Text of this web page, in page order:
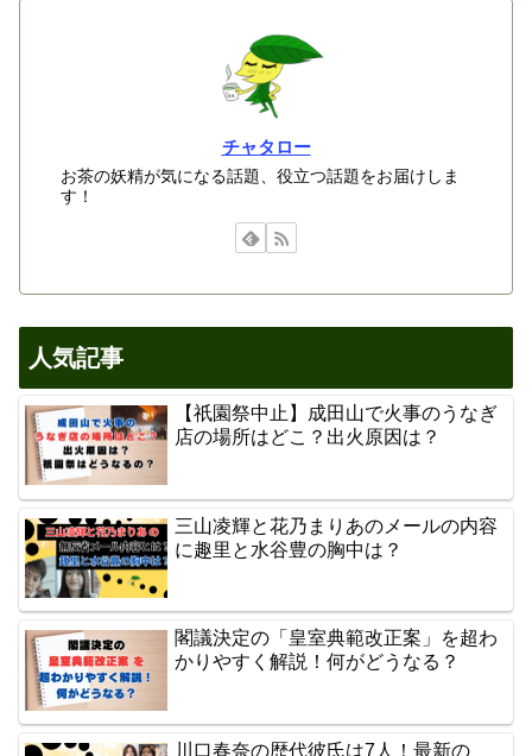
チャタロー
お茶の妖精が気になる話題、役立つ話題をお届けしま
す！
人気記事
【祇園祭中止】成田山で火事のうなぎ
店の場所はどこ？出火原因は？
三山凌輝と花乃まりあのメールの内容
に趣里と水谷豊の胸中は？
閣議決定の「皇室典範改正案」を超わ
かりやすく解説！何がどうなる？
川口春奈の歴代彼氏は7人！最新の